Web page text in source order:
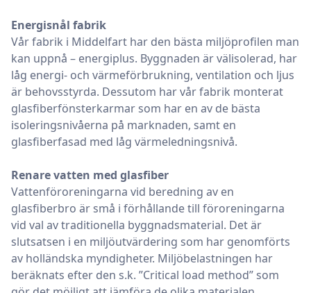
Energisnål fabrik
Vår fabrik i Middelfart har den bästa miljöprofilen man
kan uppnå – energiplus. Byggnaden är välisolerad, har
låg energi- och värmeförbrukning, ventilation och ljus
är behovsstyrda. Dessutom har vår fabrik monterat
glasfiberfönsterkarmar som har en av de bästa
isoleringsnivåerna på marknaden, samt en
glasfiberfasad med låg värmeledningsnivå.
Renare vatten med glasfiber
Vattenföroreningarna vid beredning av en
glasfiberbro är små i förhållande till föroreningarna
vid val av traditionella byggnadsmaterial. Det är
slutsatsen i en miljöutvärdering som har genomförts
av holländska myndigheter. Miljöbelastningen har
beräknats efter den s.k. ”Critical load method” som